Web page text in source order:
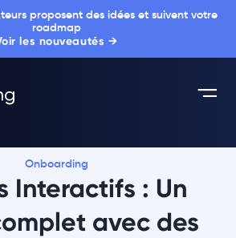
proposent des idées et suivent votre
roadmap
les nouveautés →
Onboarding
Interactifs : Un
avec des